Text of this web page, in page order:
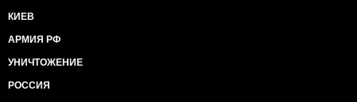
КИЕВ
АРМИЯ РФ
УНИЧТОЖЕНИЕ
РОССИЯ